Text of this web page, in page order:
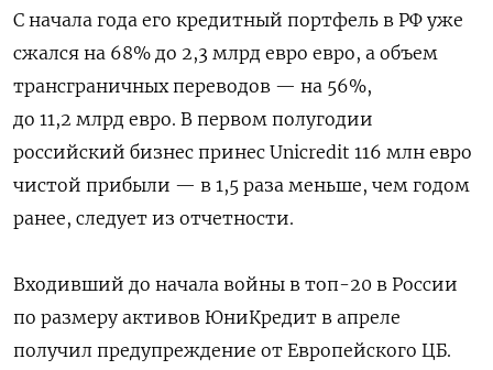
С начала года его кредитный портфель в РФ уже
сжался на 68% до 2,3 млрд евро евро, а объем
трансграничных переводов — на 56%,
до 11,2 млрд евро. В первом полугодии
российский бизнес принес Unicredit 116 млн евро
чистой прибыли — в 1,5 раза меньше, чем годом
ранее, следует из отчетности.
Входивший до начала войны в топ-20 в России
по размеру активов ЮниКредит в апреле
получил предупреждение от Европейского ЦБ.